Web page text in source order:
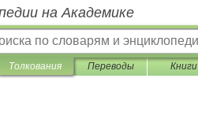
на Академике
Толкования Переводы Книги